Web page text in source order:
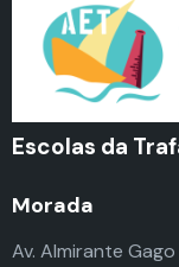
Escolas da
Morada
Av. Almirante